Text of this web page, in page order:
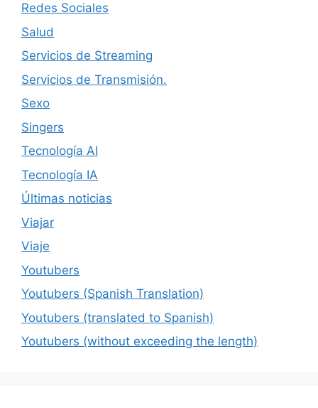
Redes Sociales
Salud
Servicios de Streaming
Servicios de Transmisión.
Sexo
Singers
Tecnología AI
Tecnología IA
Últimas noticias
Viajar
Viaje
Youtubers
Youtubers (Spanish Translation)
Youtubers (translated to Spanish)
Youtubers (without exceeding the length)